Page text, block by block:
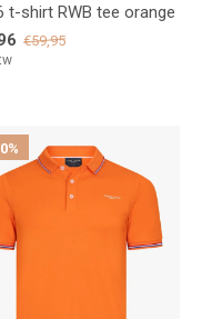
t-shirt RWB tee orange
€59,95